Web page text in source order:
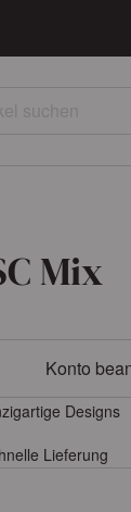
Mix
Konto
Designs
Lieferung